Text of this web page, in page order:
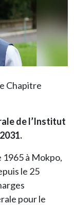
Chapitre
de l’Institut
1965 à Mokpo,
le 25
pour le